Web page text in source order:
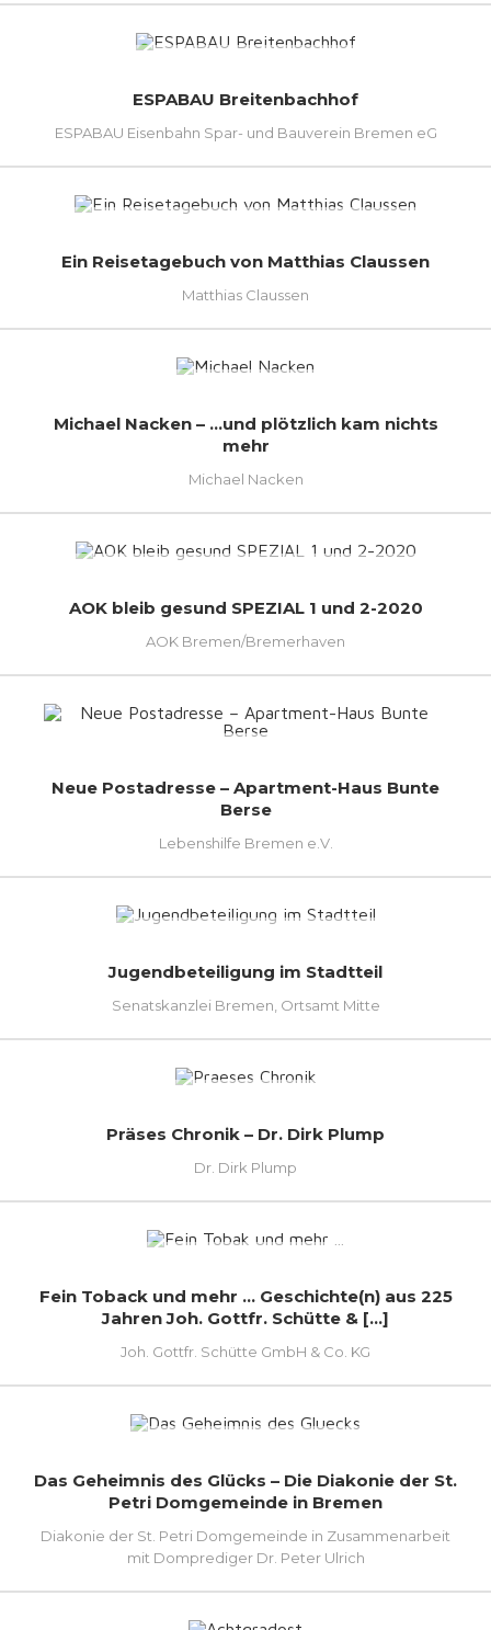
ESPABAU Breitenbachhof
ESPABAU Eisenbahn Spar- und Bauverein Bremen eG
Ein Reisetagebuch von Matthias Claussen
Matthias Claussen
Michael Nacken – …und plötzlich kam nichts
mehr
Michael Nacken
AOK bleib gesund SPEZIAL 1 und 2-2020
AOK Bremen/Bremerhaven
Neue Postadresse – Apartment-Haus Bunte
Berse
Lebenshilfe Bremen e.V.
Jugendbeteiligung im Stadtteil
Senatskanzlei Bremen, Ortsamt Mitte
Präses Chronik – Dr. Dirk Plump
Dr. Dirk Plump
Fein Toback und mehr ... Geschichte(n) aus 225
Jahren Joh. Gottfr. Schütte & [...]
Joh. Gottfr. Schütte GmbH & Co. KG
Das Geheimnis des Glücks – Die Diakonie der St.
Petri Domgemeinde in Bremen
Diakonie der St. Petri Domgemeinde in Zusammenarbeit
mit Domprediger Dr. Peter Ulrich